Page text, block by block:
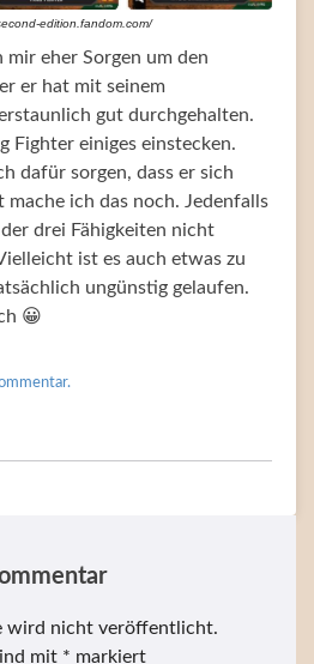
edition.fandom.com/
eher Sorgen um den
er hat mit seinem
gut durchgehalten.
Fighter einiges einstecken.
dafür sorgen, dass er sich
ich das noch. Jedenfalls
drei Fähigkeiten nicht
ist es auch etwas zu
ungünstig gelaufen.
😀
wird nicht veröffentlicht.
mit * markiert